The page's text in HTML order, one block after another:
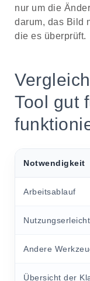
nur um die
darum, das Bild
die es überprüft.
Tool gut
Notwendigkeit
Arbeitsablauf
Andere
Übersicht der